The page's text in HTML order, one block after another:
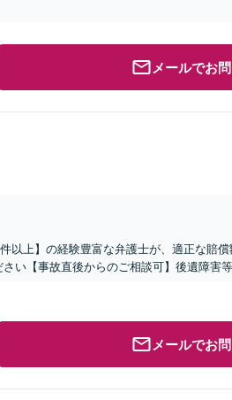
メールでお
以上】の経験豊富な弁護士が、適正な賠
い【事故直後からのご相談可】後遺障害
メールでお